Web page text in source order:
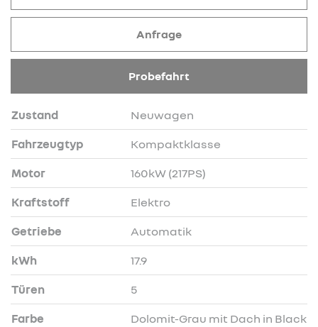
Zustand Neuwagen
Fahrzeugtyp Kompaktklasse
Motor 160kW (217PS)
Kraftstoff Elektro
Getriebe Automatik
kWh 17.9
Türen 5
Farbe
Dolomit-Grau mit Dach in Black
Anfrage
Probefahrt